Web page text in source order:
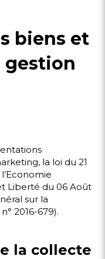
biens et
gestion
la loi du 21
Liberté du 06 Août
sur la
2016-679).
la collecte